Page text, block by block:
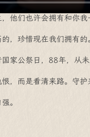
，他们也许会拥有和你
，珍惜现在我们拥有的
家公祭日，88年，从未
，而是看清来路。守
。